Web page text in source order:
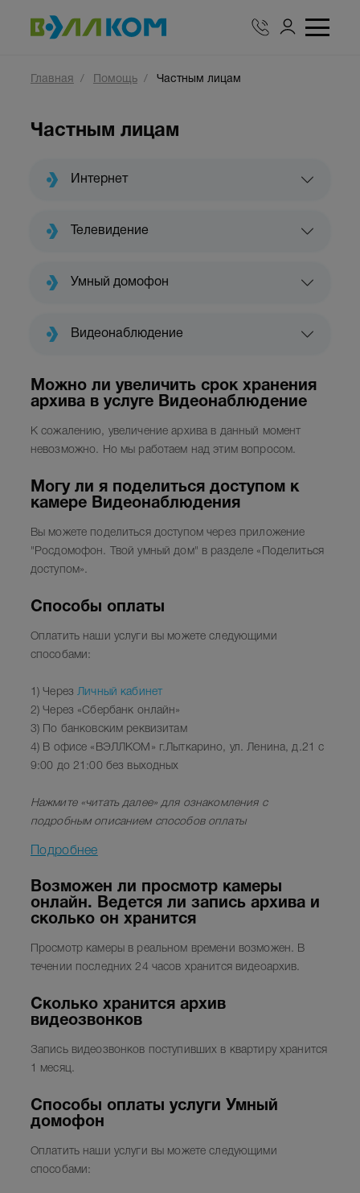
Главная Помощь Частным лицам
Частным лицам
Интернет
Телевидение
Умный домофон
Видеонаблюдение
Можно ли увеличить срок хранения
архива в услуге Видеонаблюдение
К сожалению, увеличение архива в данный момент
невозможно. Но мы работаем над этим вопросом.
Могу ли я поделиться доступом к
камере Видеонаблюдения
Вы можете поделиться доступом через приложение
"Росдомофон. Твой умный дом" в разделе «Поделиться
доступом».
Способы оплаты
Оплатить наши услуги вы можете следующими
способами:
1) ЧерезЛичный кабинет
2) Через «Сбербанк онлайн»
3) По банковским реквизитам
4) В офисе «ВЭЛЛКОМ» г.Лыткарино, ул. Ленина, д.21 с
9:00 до 21:00 без выходных
Нажмите «читать далее» для ознакомления с
подробным описанием способов оплаты
Подробнее
Возможен ли просмотр камеры
онлайн. Ведется ли запись архива и
сколько он хранится
Просмотр камеры в реальном времени возможен. В
течении последних 24 часов хранится видеоархив.
Сколько хранится архив
видеозвонков
Запись видеозвонков поступивших в квартиру хранится
1 месяц.
Способы оплаты услуги Умный
домофон
Оплатить наши услуги вы можете следующими
способами: